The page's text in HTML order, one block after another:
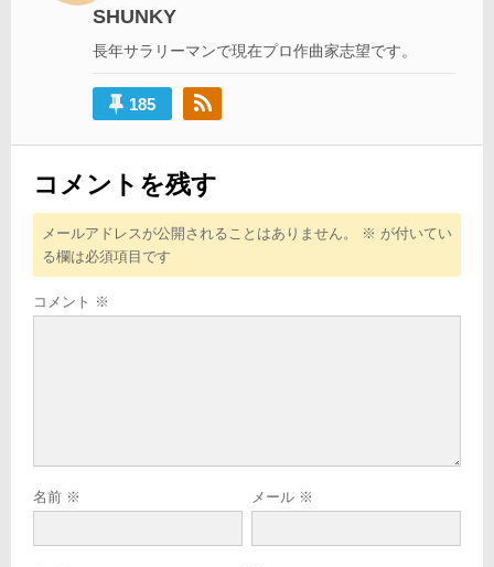
シ
SHUNKY
長年サラリーマンで現在プロ作曲家志望です。
185
コメントを残す
メールアドレスが公開されることはありません。 ※ が付いてい
る欄は必須項目です
コメント ※
名前 ※ メール ※